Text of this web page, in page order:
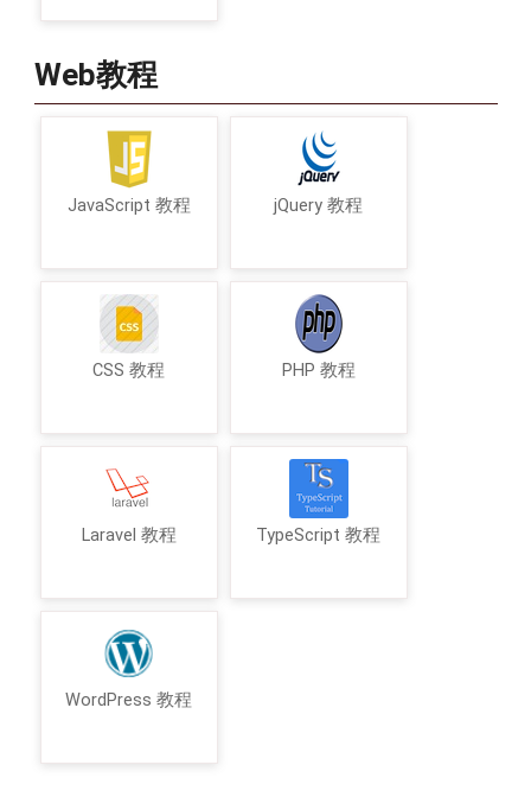
Web教程
JavaScript 教程 jQuery 教程
CSS 教程 PHP 教程
Laravel 教程 TypeScript 教程
WordPress 教程